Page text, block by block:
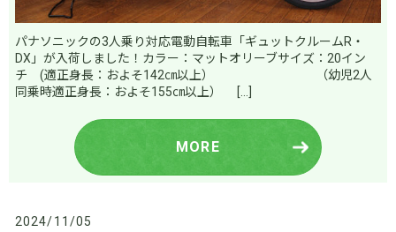
パナソニックの3人乗り対応電動自転車「ギュットクルームR・
DX」が入荷しました！カラー：マットオリーブサイズ：20イン
チ (適正身長：およそ142㎝以上） （幼児2人
同乗時適正身長：およそ155㎝以上） […]
MORE
2024/11/05